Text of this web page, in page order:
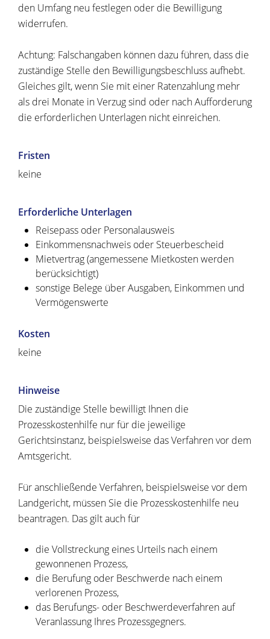
den Umfang neu festlegen oder die Bewilligung
widerrufen.
Achtung: Falschangaben können dazu führen, dass die
zuständige Stelle den Bewilligungsbeschluss aufhebt.
Gleiches gilt, wenn Sie mit einer Ratenzahlung mehr
als drei Monate in Verzug sind oder nach Aufforderung
die erforderlichen Unterlagen nicht einreichen.
Fristen
keine
Erforderliche Unterlagen
Reisepass oder Personalausweis
Einkommensnachweis oder Steuerbescheid
Mietvertrag (angemessene Mietkosten werden
berücksichtigt)
sonstige Belege über Ausgaben, Einkommen und
Vermögenswerte
Kosten
keine
Hinweise
Die zuständige Stelle bewilligt Ihnen die
Prozesskostenhilfe nur für die jeweilige
Gerichtsinstanz, beispielsweise das Verfahren vor dem
Amtsgericht.
Für anschließende Verfahren, beispielsweise vor dem
Landgericht, müssen Sie die Prozesskostenhilfe neu
beantragen. Das gilt auch für
die Vollstreckung eines Urteils nach einem
gewonnenen Prozess,
die Berufung oder Beschwerde nach einem
verlorenen Prozess,
das Berufungs- oder Beschwerdeverfahren auf
Veranlassung Ihres Prozessgegners.